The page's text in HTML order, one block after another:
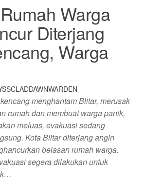
Warga
Diterjang
Warga
menghantam Blitar, merusak
rumah dan membuat warga panik,
meluas, evakuasi sedang
Kota Blitar diterjang angin
belasan rumah warga.
segera dilakukan untuk